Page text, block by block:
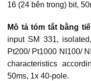
16 (24 bên trong) bit,
Mô tả tóm tắt bằng
input SM 331,
Pt200/ Pt1000 NI100/
characteristics
50ms, 1x 40-pole.